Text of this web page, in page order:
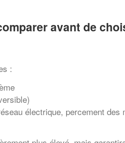
avant de
:
électrique, percement